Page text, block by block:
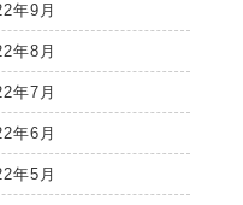
年9月
年8月
年7月
年6月
年5月